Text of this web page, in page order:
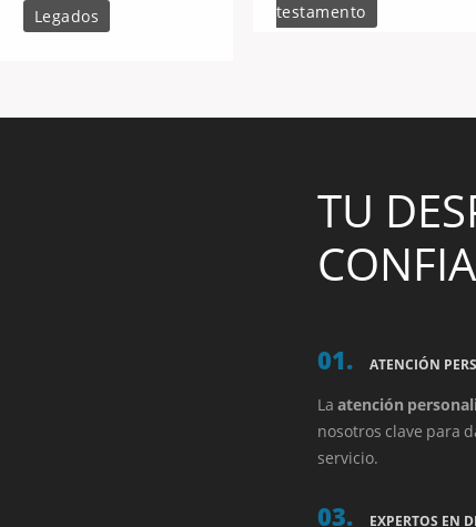
Legados
testamento
TU
01. ATENCIÓN
Laatención
nosotros clave para
servicio.
03. EXPERTOS EN